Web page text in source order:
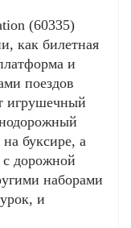
(60335)
как билетная
и
поездов
игрушечный
буксире, а
с дорожной
наборами
и